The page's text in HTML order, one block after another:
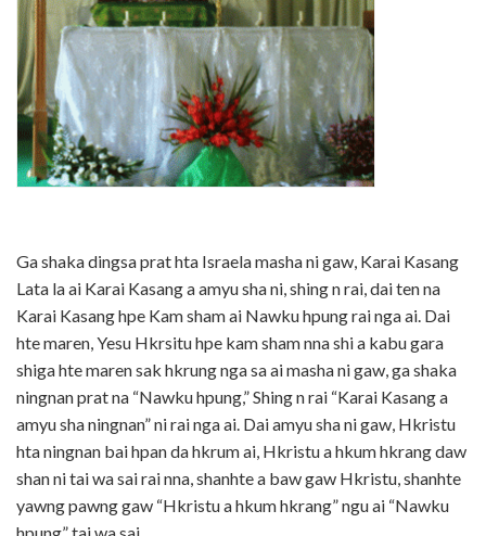
Ga shaka dingsa prat hta Israela masha ni gaw, Karai Kasang
Lata la ai Karai Kasang a amyu sha ni, shing n rai, dai ten na
Karai Kasang hpe Kam sham ai Nawku hpung rai nga ai. Dai
hte maren, Yesu Hkrsitu hpe kam sham nna shi a kabu gara
shiga hte maren sak hkrung nga sa ai masha ni gaw, ga shaka
ningnan prat na “Nawku hpung,” Shing n rai “Karai Kasang a
amyu sha ningnan” ni rai nga ai. Dai amyu sha ni gaw, Hkristu
hta ningnan bai hpan da hkrum ai, Hkristu a hkum hkrang daw
shan ni tai wa sai rai nna, shanhte a baw gaw Hkristu, shanhte
yawng pawng gaw “Hkristu a hkum hkrang” ngu ai “Nawku
hpung” tai wa sai.